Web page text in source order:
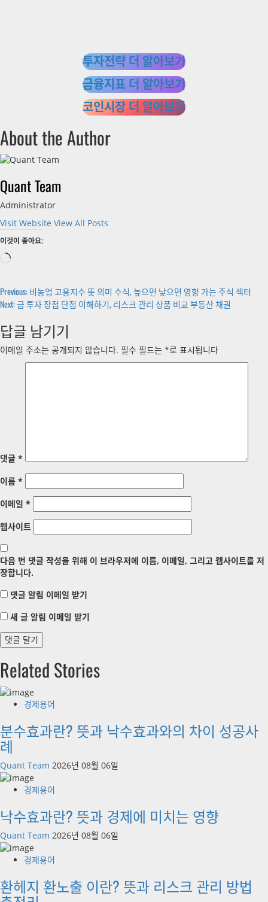
투자전략 더 알아보기
금융지표 더 알아보기
코인시장 더 알아보기
About the Author
Quant Team
Administrator
Visit Website View All Posts
이것이 좋아요:
로
Post
navigation
Previous:비농업 고용지수 뜻 의미 수식, 높으면 낮으면 영향 가는 주식 섹터
Next:금 투자 장점 단점 이해하기, 리스크 관리 상품 비교 부동산 채권
답글 남기기
이메일 주소는 공개되지 않습니다. 필수 필드는 *로 표시됩니다
댓글 *
이름 *
이메일 *
웹사이트
다음 번 댓글 작성을 위해 이 브라우저에 이름, 이메일, 그리고 웹사이트를 저
장합니다.
댓글 알림 이메일 받기
새 글 알림 이메일 받기
Related Stories
경제용어
분수효과란? 뜻과 낙수효과와의 차이 성공사
례
Quant Team 2026년 08월 06일
경제용어
낙수효과란? 뜻과 경제에 미치는 영향
Quant Team 2026년 08월 06일
경제용어
환헤지 환노출 이란? 뜻과 리스크 관리 방법